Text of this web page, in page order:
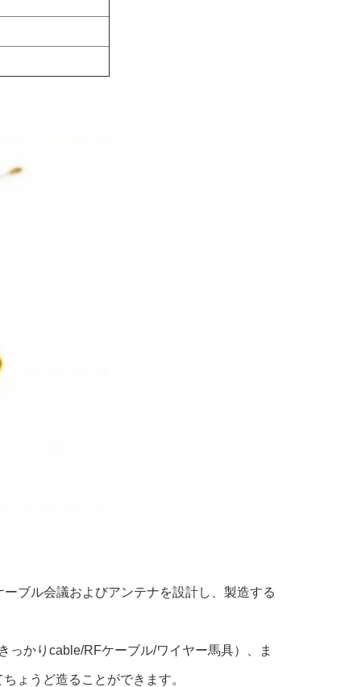
ブル会議およびアンテナを設計し、製造する
っかりcable/RFケーブル/ワイヤー馬具）、ま
ょうど造ることができます。